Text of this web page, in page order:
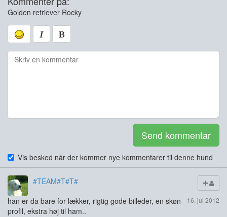
Golden retriever Rocky
Send kommentar
Vis besked når der kommer nye kommentarer til denne hund
#TEAM#T#T#
16. jul 2012
han er da bare for lækker, rigtig gode billeder, en skøn
profil, ekstra høj til ham..